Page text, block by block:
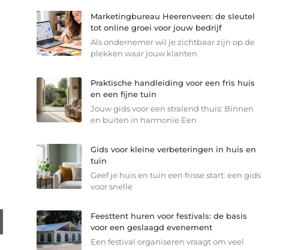
Marketingbureau Heerenveen: de sleutel
tot online groei voor jouw bedrijf
Als ondernemer wil je zichtbaar zijn op de
plekken waar jouw klanten
Praktische handleiding voor een fris huis
en een fijne tuin
Jouw gids voor een stralend thuis: Binnen
en buiten in harmonie Een
Gids voor kleine verbeteringen in huis en
tuin
Geef je huis en tuin een frisse start: een gids
voor snelle
Feesttent huren voor festivals: de basis
voor een geslaagd evenement
Een festival organiseren vraagt om veel